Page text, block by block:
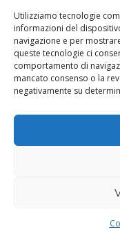
Utilizziamo tecnologie
informazioni del
navigazione e per
queste tecnologie ci
comportamento di
mancato consenso o la
negativamente su
Giovedì
Venerdì
08:00-
Sabato
08:00-